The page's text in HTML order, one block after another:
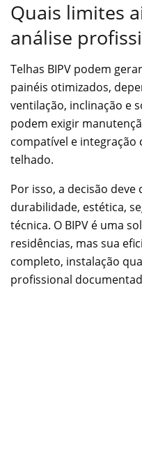
Quais limites
análise
Telhas BIPV podem
painéis otimizados,
ventilação, inclinação e
podem exigir
compatível e
telhado.
Por isso, a decisão
durabilidade, estética,
técnica. O BIPV é uma
residências, mas sua
completo, instalação
profissional